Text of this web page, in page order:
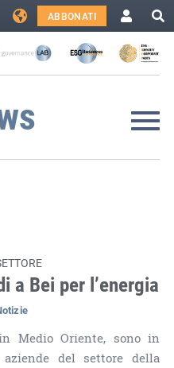
ABBONATI
a Bei per l’energia
Medio Oriente, sono in
del settore della